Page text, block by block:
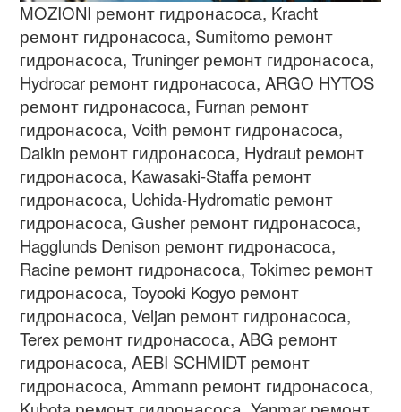
MOZIONI ремонт гидронасоса, Kracht
ремонт гидронасоса, Sumitomo ремонт
гидронасоса, Truninger ремонт гидронасоса,
Hydrocar ремонт гидронасоса, ARGO HYTOS
ремонт гидронасоса, Furnan ремонт
гидронасоса, Voith ремонт гидронасоса,
Daikin ремонт гидронасоса, Hydraut ремонт
гидронасоса, Kawasaki-Staffa ремонт
гидронасоса, Uchida-Hydromatic ремонт
гидронасоса, Gusher ремонт гидронасоса,
Hagglunds Denison ремонт гидронасоса,
Racine ремонт гидронасоса, Tokimec ремонт
гидронасоса, Toyooki Kogyo ремонт
гидронасоса, Veljan ремонт гидронасоса,
Terex ремонт гидронасоса, ABG ремонт
гидронасоса, AEBI SCHMIDT ремонт
гидронасоса, Ammann ремонт гидронасоса,